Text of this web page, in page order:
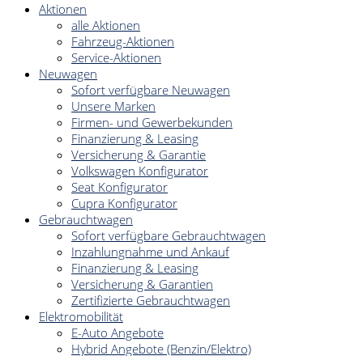
Aktionen
alle Aktionen
Fahrzeug-Aktionen
Service-Aktionen
Neuwagen
Sofort verfügbare Neuwagen
Unsere Marken
Firmen- und Gewerbekunden
Finanzierung & Leasing
Versicherung & Garantie
Volkswagen Konfigurator
Seat Konfigurator
Cupra Konfigurator
Gebrauchtwagen
Sofort verfügbare Gebrauchtwagen
Inzahlungnahme und Ankauf
Finanzierung & Leasing
Versicherung & Garantien
Zertifizierte Gebrauchtwagen
Elektromobilität
E-Auto Angebote
Hybrid Angebote (Benzin/Elektro)